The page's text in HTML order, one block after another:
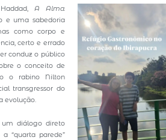
A Alma
e uma sabedoria
como corpo e
certo e errado
conduz o público
o conceito de
o rabino Nilton
transgressor do
evolução.
um diálogo direto
“quarta parede”